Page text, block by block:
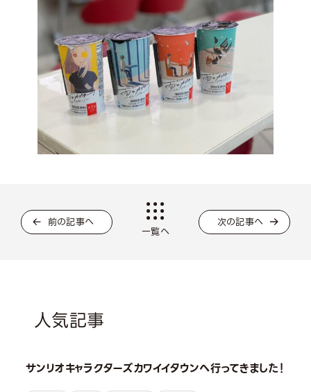
前の記事へ
一覧へ
次の記事へ
人気記事
サンリオキャラクターズカワイイタウンへ行ってきました！